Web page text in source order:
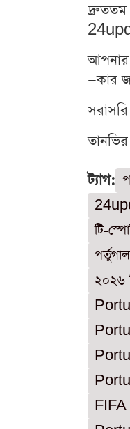
আপনার
—কার
ট্যাগ:
টি-
২০২৬